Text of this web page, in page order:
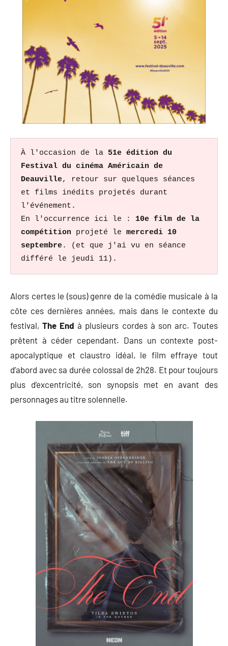
À l'occasion de la 51e édition du
Festival du cinéma Américain de
Deauville, retour sur quelques séances
et films inédits projetés durant
l'événement.
En l'occurrence ici le : 10e film de la
compétition projeté le mercredi 10
septembre. (et que j'ai vu en séance
différé le jeudi 11).
Alors certes le (sous) genre de la comédie musicale à la
côte ces dernières années, mais dans le contexte du
festival,The End à plusieurs cordes à son arc. Toutes
prêtent à céder cependant. Dans un contexte post-
apocalyptique et claustro idéal, le film effraye tout
d’abord avec sa durée colossal de 2h28. Et pour toujours
plus d’excentricité, son synopsis met en avant des
personnages au titre solennelle.